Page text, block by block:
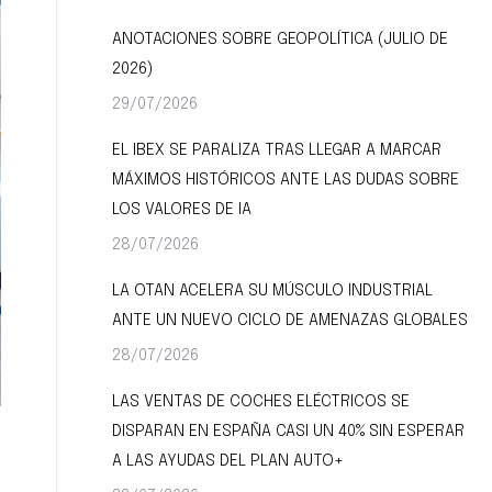
ANOTACIONES SOBRE GEOPOLÍTICA (JULIO DE
2026)
29/07/2026
EL IBEX SE PARALIZA TRAS LLEGAR A MARCAR
MÁXIMOS HISTÓRICOS ANTE LAS DUDAS SOBRE
LOS VALORES DE IA
28/07/2026
LA OTAN ACELERA SU MÚSCULO INDUSTRIAL
ANTE UN NUEVO CICLO DE AMENAZAS GLOBALES
28/07/2026
LAS VENTAS DE COCHES ELÉCTRICOS SE
DISPARAN EN ESPAÑA CASI UN 40% SIN ESPERAR
A LAS AYUDAS DEL PLAN AUTO+